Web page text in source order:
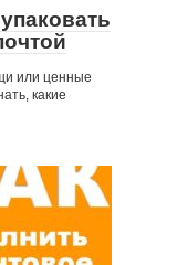
или ценные
какие